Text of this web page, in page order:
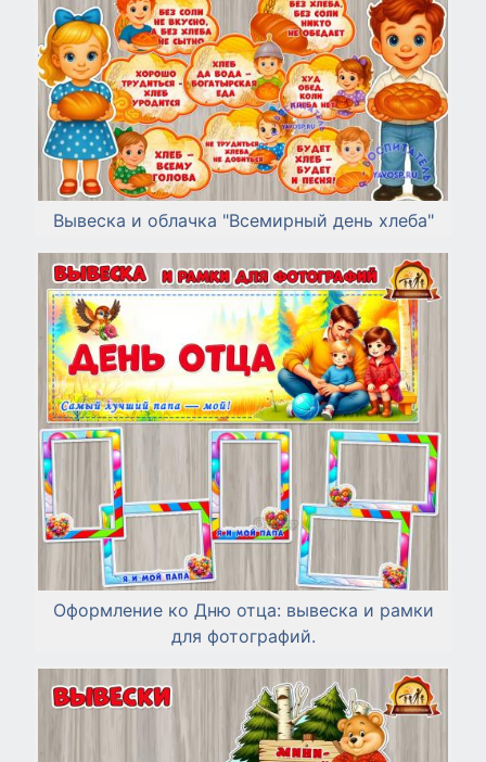
Вывеска и облачка "Всемирный день хлеба"
Оформление ко Дню отца: вывеска и рамки
для фотографий.